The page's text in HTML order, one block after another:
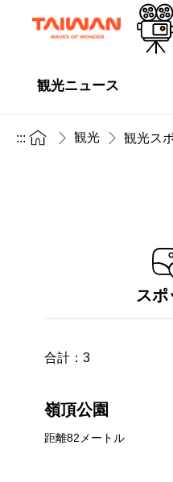
観光ニュース
::: 観光 観光ス
スポ
合計： 3
嶺頂公園
距離82メートル